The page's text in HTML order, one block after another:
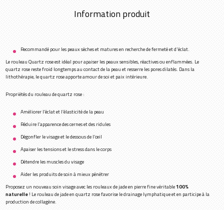
Information produit
Recommandé pour les peaux sèches et matures en recherche de fermeté et d'éclat.
Le rouleau Quartz rose est idéal pour apaiser les peaux sensibles, réactives ou enflammées. Le
quartz rose reste froid longtemps au contact de la peau et resserre les pores dilatés. Dans la
lithothérapie, le quartz rose apporte amour de soi et paix intérieure.
Propriétés du rouleau de quartz rose :
Améliorer l’éclat et l’élasticité de la peau
Réduire l’apparence des cernes et des ridules
Dégonfler le visage et le dessous de l’œil
Apaiser les tensions et le stress dans le corps
Détendre les muscles du visage
Aider les produits de soin à mieux pénétrer
Proposez un nouveau soin visage avec les rouleaux de jade en pierre fine véritable100%
naturelle! Le rouleau de jade en quartz rose favorise le drainage lymphatique et en participe à la
production de collagène.